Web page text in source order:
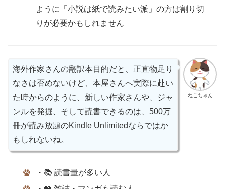
ように「小説は紙で読みたい派」の方は割り切
りが必要かもしれません
ねこちゃん
海外作家さんの翻訳本目的だと、正直物足り
なさは否めないけど、本屋さんへ実際に赴い
た時からのように、新しい作家さんや、ジャ
ンルを発掘、そして読書できるのは、500万
冊が読み放題のKindle Unlimitedならではか
もしれないね。
・📚 読書量が多い人